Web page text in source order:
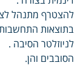
להצטרף מתנהל
בתוצאות התחשבות
לניוזלטר הסיבה .
הסובבים והן.